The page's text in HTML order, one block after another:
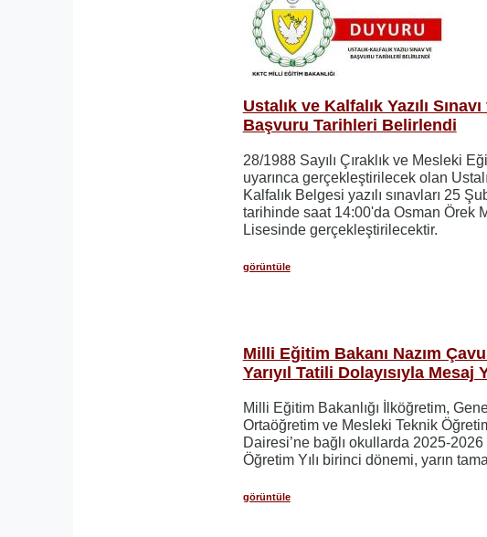
Ustalık ve Kalfalık Yazılı Sınavı
Başvuru Tarihleri Belirlendi
28/1988 Sayılı Çıraklık ve Mesleki
uyarınca gerçekleştirilecek olan
Kalfalık Belgesi yazılı sınavları 25
tarihinde saat 14:00'da Osman Örek
Lisesinde gerçekleştirilecektir.
görüntüle
Milli Eğitim Bakanı Nazım
Yarıyıl Tatili Dolayısıyla Mesaj
Milli Eğitim Bakanlığı İlköğretim,
Ortaöğretim ve Mesleki Teknik
Dairesi’ne bağlı okullarda 2025-
Öğretim Yılı birinci dönemi, yarın
görüntüle